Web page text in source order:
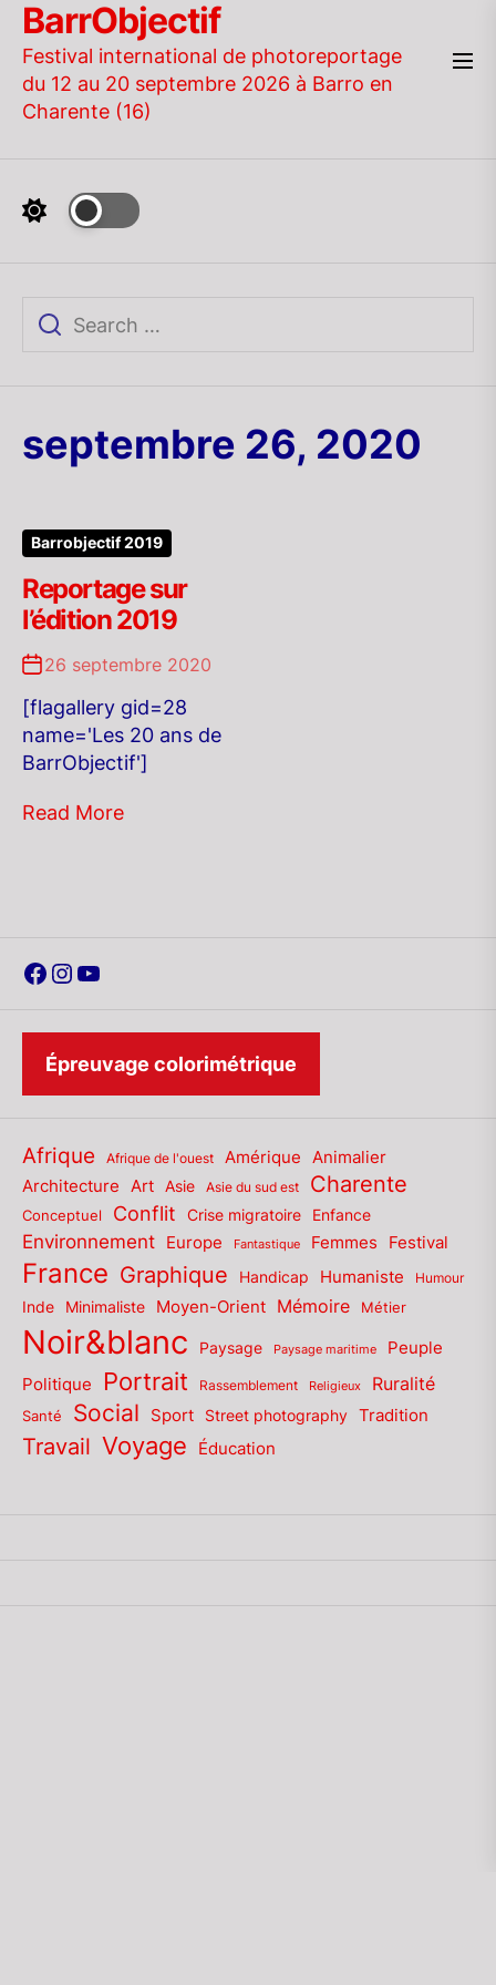
Skip
the
content
BarrObjectif
Festival international de photoreportage
du 12 au 20 septembre 2026 à Barro en
Charente (16)
septembre 26, 2020
Barrobjectif 2019
Reportage sur
l’édition 2019
26 septembre 2020
[flagallery gid=28
name='Les 20 ans de
BarrObjectif']
Read More
Facebook
Instagram
YouTube
Épreuvage colorimétrique
Afrique Afrique de l'ouest Amérique Animalier
Architecture
Art Asie Asie du sud est Charente
Conceptuel Conflit Crise migratoire Enfance
Environnement Europe Fantastique Femmes Festival
France Graphique Handicap Humaniste Humour
Inde Minimaliste Moyen-Orient Mémoire Métier
Noir&blanc Paysage Paysage maritime Peuple
Politique Portrait Rassemblement Religieux Ruralité
Santé Social Sport Street photography Tradition
Travail Voyage Éducation